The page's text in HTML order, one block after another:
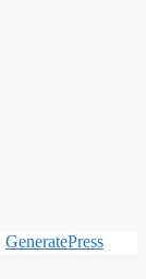
GeneratePress